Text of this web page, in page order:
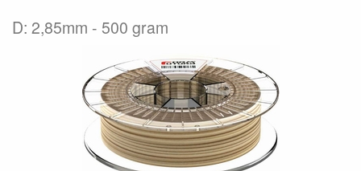
D: 2,85mm 500 gram